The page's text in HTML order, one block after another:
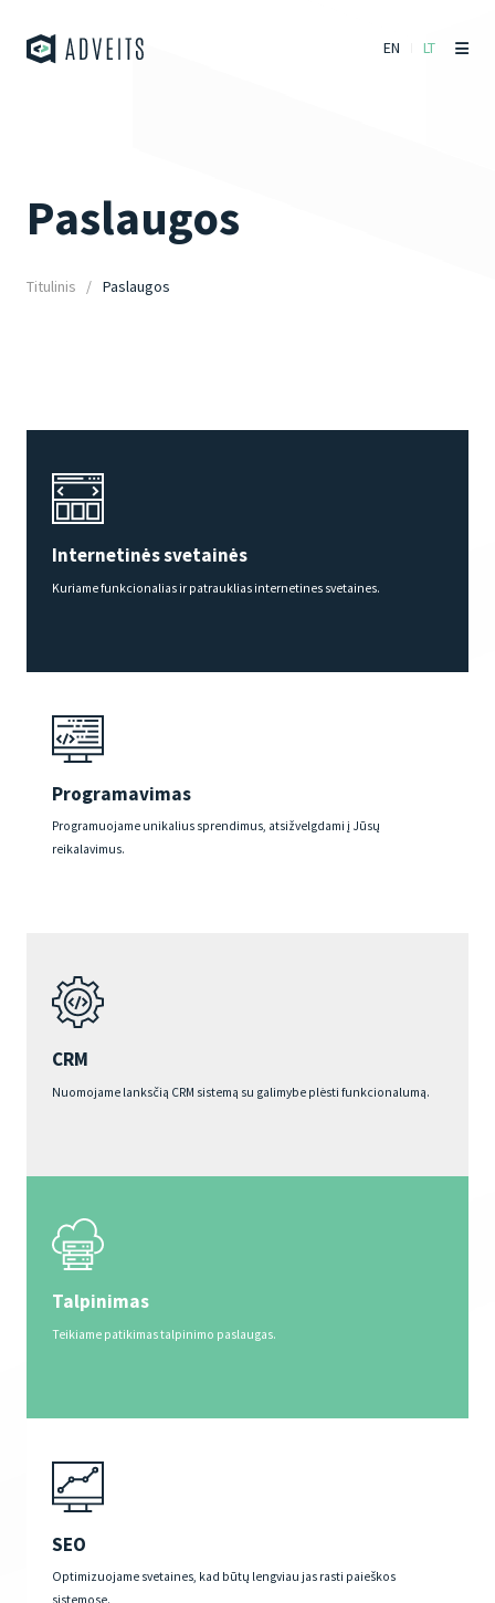
EN LT
Paslaugos
Titulinis Paslaugos
Internetinės svetainės
Kuriame funkcionalias ir patrauklias internetines svetaines.
Programavimas
Programuojame unikalius sprendimus, atsižvelgdami į Jūsų
reikalavimus.
CRM
Nuomojame lanksčią CRM sistemą su galimybe plėsti funkcionalumą.
Talpinimas
Teikiame patikimas talpinimo paslaugas.
SEO
Optimizuojame svetaines, kad būtų lengviau jas rasti paieškos
sistemose.